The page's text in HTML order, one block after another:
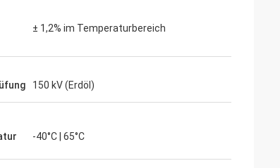
die
± 1,2% im Temperaturbereich
150 kV (Erdöl)
-40°C | 65°C